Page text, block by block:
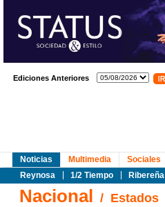
Ediciones Anteriores
Noticias
Reynosa
1/2 Tiempo Ribereña
Multimedia Sociales
Nacional / Estados